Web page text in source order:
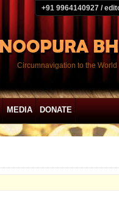
+91 9964140927 /
Circumnavigation to the
MEDIA DONATE